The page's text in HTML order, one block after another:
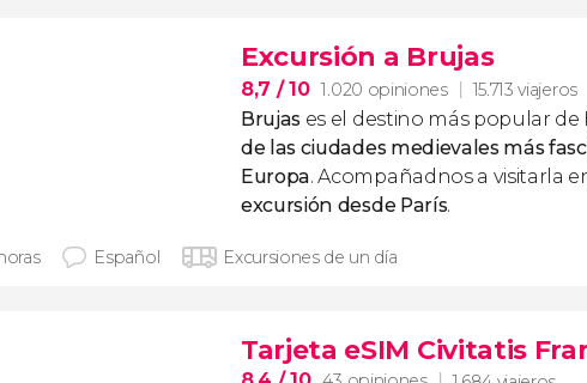
Excursión a Brujas
8,7 / 10 1.020 opiniones 15.713 viajeros
Brujas es el destino más popular de
de las ciudades medievales más
Europa. Acompañadnos a visitarla
excursión desde París.
Español Excursiones de un día
Tarjeta eSIM Civitatis